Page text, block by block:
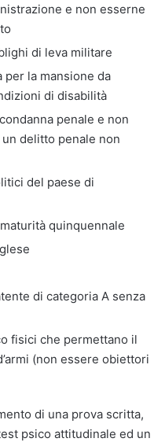
e non esserne
di leva militare
per la mansione da
di disabilità
penale e non
delitto penale non
del paese di
quinquennale
di categoria A senza
fisici che permettano il
(non essere obiettori
di una prova scritta,
psico attitudinale ed un